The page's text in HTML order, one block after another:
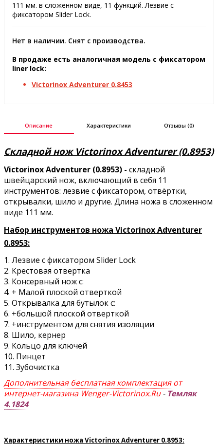
111 мм. в сложенном виде, 11 функций. Лезвие с
фиксатором Slider Lock.
Нет в наличии. Снят с производства.
В продаже есть аналогичная модель с фиксатором
liner lock:
Victorinox Adventurer 0.8453
Описание Характеристики Отзывы (0)
Складной нож Victorinox Adventurer (0.8953)
Victorinox Adventurer (0.8953) - складной
швейцарский нож, включающий в себя 11
инструментов: лезвие с фиксатором, отвёртки,
открывалки, шило и другие. Длина ножа в сложенном
виде 111 мм.
Набор инструментов ножа Victorinox Adventurer
0.8953:
1. Лезвие с фиксатором Slider Lock
2. Крестовая отвертка
3. Консервный нож с:
4. + Малой плоской отверткой
5. Открывалка для бутылок с:
6. +большой плоской отверткой
7. +инструментом для снятия изоляции
8. Шило, кернер
9. Кольцо для ключей
10. Пинцет
11. Зубочистка
Дополнительная бесплатная комплектацияот
интернет-магазина Wenger-Victorinox.Ru- Темляк
4.1824
Характеристики ножа Victorinox Adventurer 0.8953: